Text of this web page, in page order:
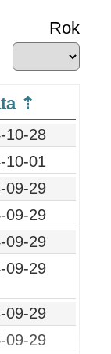
Rok
10-28
10-01
09-29
09-29
09-29
09-29
09-29
09-29